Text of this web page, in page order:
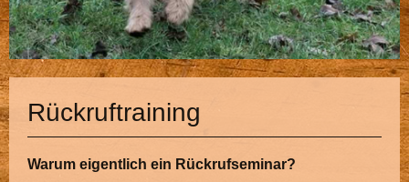
Rückruftraining
Warum eigentlich ein Rückrufseminar?